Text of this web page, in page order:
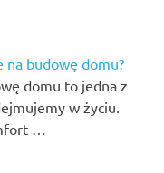
na budowę domu?
domu to jedna z
w życiu.
…